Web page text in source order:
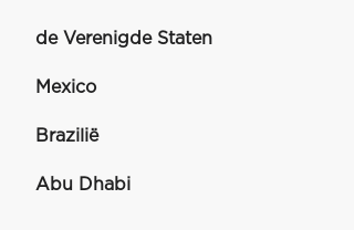
de Verenigde Staten
Mexico
Brazilië
Abu Dhabi